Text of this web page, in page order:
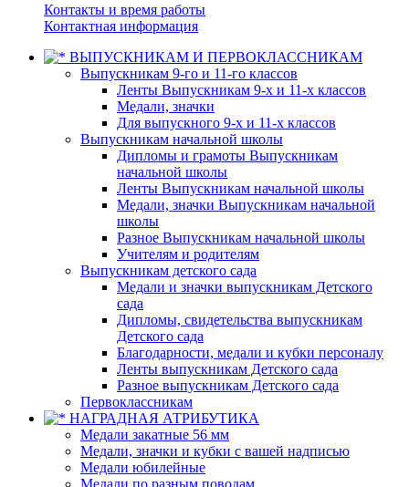
Контакты и время работы
Контактная информация
ВЫПУСКНИКАМ И ПЕРВОКЛАССНИКАМ
Выпускникам 9-го и 11-го классов
Ленты Выпускникам 9-х и 11-х классов
Медали, значки
Для выпускного 9-х и 11-х классов
Выпускникам начальной школы
Дипломы и грамоты Выпускникам
начальной школы
Ленты Выпускникам начальной школы
Медали, значки Выпускникам начальной
школы
Разное Выпускникам начальной школы
Учителям и родителям
Выпускникам детского сада
Медали и значки выпускникам Детского
сада
Дипломы, свидетельства выпускникам
Детского сада
Благодарности, медали и кубки персоналу
Ленты выпускникам Детского сада
Разное выпускникам Детского сада
Первоклассникам
НАГРАДНАЯ АТРИБУТИКА
Медали закатные 56 мм
Медали, значки и кубки с вашей надписью
Медали юбилейные
Медали по разным поводам